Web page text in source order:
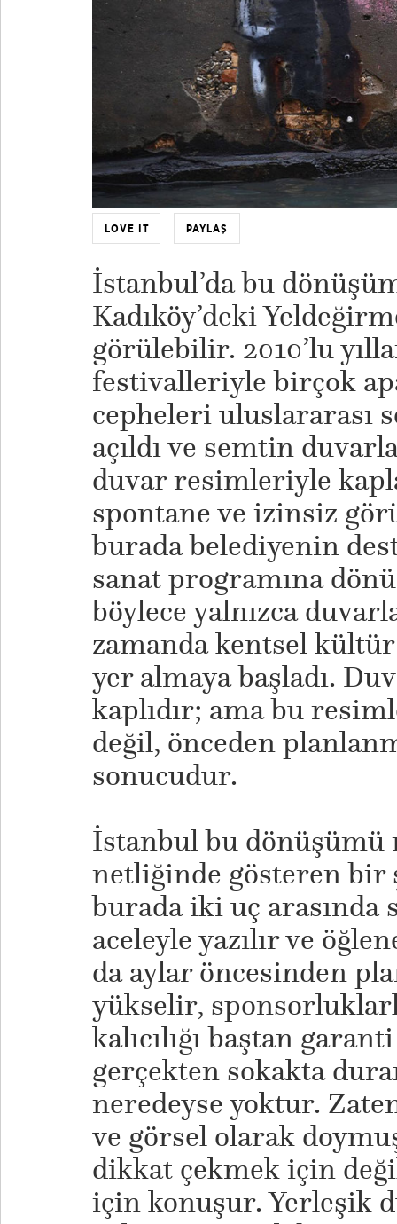
LOVE IT PAYLAŞ
İstanbul’da bu
Kadıköy’deki
görülebilir. 2010’lu
festivalleriyle birçok
cepheleri uluslararası
açıldı ve semtin
duvar resimleriyle
spontane ve izinsiz
burada belediyenin
sanat programına
böylece yalnızca
zamanda kentsel
yer almaya başladı.
kaplıdır; ama bu
değil, önceden
sonucudur.
İstanbul bu dönüşümü
netliğinde gösteren
burada iki uç arasında
aceleyle yazılır ve
da aylar öncesinden
yükselir,
kalıcılığı baştan
gerçekten sokakta
neredeyse yoktur.
ve görsel olarak
dikkat çekmek için
için konuşur. Yerleşik